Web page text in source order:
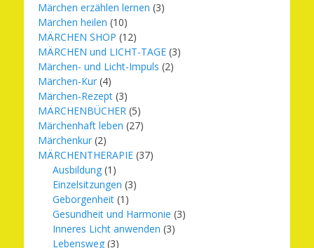
Märchen erzählen lernen (3)
Märchen heilen (10)
MÄRCHEN SHOP (12)
MÄRCHEN und LICHT-TAGE (3)
Märchen- und Licht-Impuls (2)
Märchen-Kur (4)
Märchen-Rezept (3)
MÄRCHENBÜCHER (5)
Märchenhaft leben (27)
Märchenkur (2)
MÄRCHENTHERAPIE (37)
Ausbildung (1)
Einzelsitzungen (3)
Geborgenheit (1)
Gesundheit und Harmonie (3)
Inneres Licht anwenden (3)
Lebensweg (3)